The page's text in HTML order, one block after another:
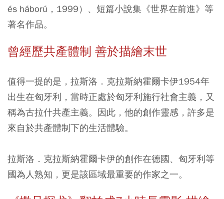
és háború，1999）、短篇小說集《世界在前進》等
著名作品。
曾經歷共產體制 善於描繪末世
值得一提的是，拉斯洛．克拉斯納霍爾卡伊1954年
出生在匈牙利，當時正處於匈牙利施行社會主義，又
稱為古拉什共產主義。因此，他的創作靈感，許多是
來自於共產體制下的生活體驗。
拉斯洛．克拉斯納霍爾卡伊的創作在德國、匈牙利等
國為人熟知，更是該區域最重要的作家之一。